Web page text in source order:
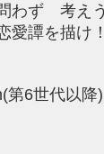
わず 考え
譚を描け！
第6世代以